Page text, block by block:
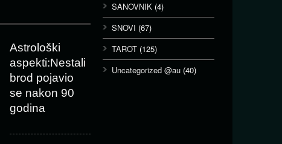
Astrološki
aspekti:Nestali
brod pojavio
se nakon 90
godina
SANOVNIK (4)
SNOVI (67)
TAROT (125)
Uncategorized @au (40)